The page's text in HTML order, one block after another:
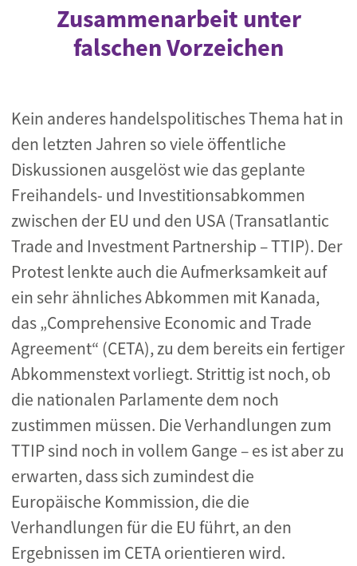
Zusammenarbeit unter
falschen Vorzeichen
Kein anderes handelspolitisches Thema hat in
den letzten Jahren so viele öffentliche
Diskussionen ausgelöst wie das geplante
Freihandels- und Investitionsabkommen
zwischen der EU und den USA (Transatlantic
Trade and Investment Partnership – TTIP). Der
Protest lenkte auch die Aufmerksamkeit auf
ein sehr ähnliches Abkommen mit Kanada,
das „Comprehensive Economic and Trade
Agreement“ (CETA), zu dem bereits ein fertiger
Abkommenstext vorliegt. Strittig ist noch, ob
die nationalen Parlamente dem noch
zustimmen müssen. Die Verhandlungen zum
TTIP sind noch in vollem Gange – es ist aber zu
erwarten, dass sich zumindest die
Europäische Kommission, die die
Verhandlungen für die EU führt, an den
Ergebnissen im CETA orientieren wird.